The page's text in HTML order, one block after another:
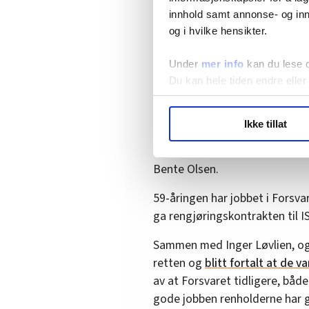
innhold samt annonse- og
og i hvilke hensikter.
Under mer info kan du lese
Du kan hele tiden endre
hvordan våre nettsider blir
annonsering. Disse er
Ikke tillat
– Det de sparer på her, er å
effektivisering – dette
Skuffet og sliten
– Jeg håper politikerne får
alltid vært stolt av å være
Bente Olsen.
59-åringen har jobbet i
ga rengjøringskontrakten til
Sammen med Inger Løvlien,
retten og blitt fortalt at de
av at Forsvaret tidligere,
gode jobben renholderne har